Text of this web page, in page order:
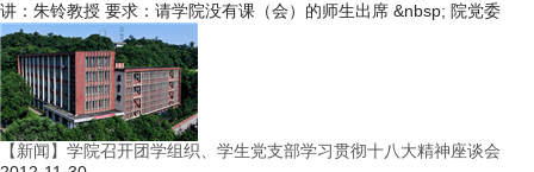
讲：朱铃教授 要求：请学院没有课（会）的师生出席 &nbsp; 院党委
【新闻】学院召开团学组织、学生党支部学习贯彻十八大精神座谈会